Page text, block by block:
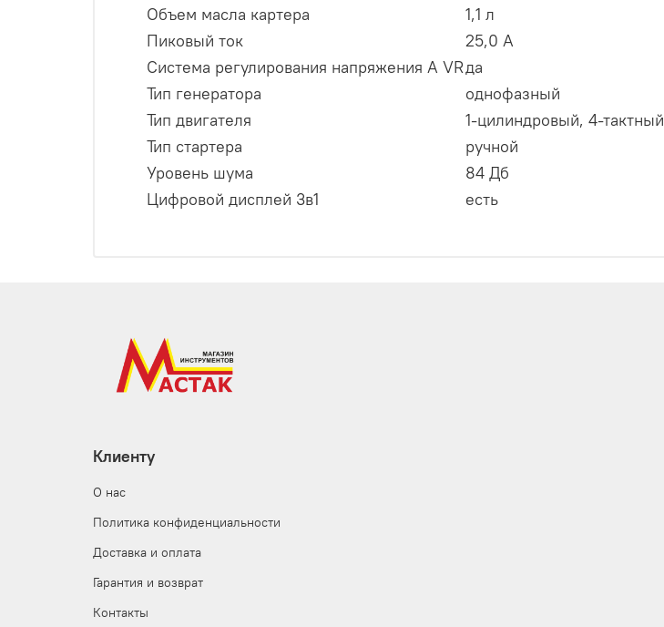
Объем масла картера
1,1 л
Пиковый ток
25,0 А
Система регулирования напряжения A VRда
Тип генератора
однофазный
Тип двигателя
1-цилиндровый, 4-тактный
Тип стартера
ручной
Уровень шума
84 Дб
Цифровой дисплей 3в1
есть
Клиенту
О нас
Политика конфиденциальности
Доставка и оплата
Гарантия и возврат
Контакты